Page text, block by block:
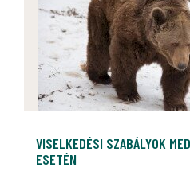
VISELKEDÉSI SZABÁLYOK
ESETÉN